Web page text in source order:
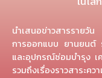
นำเสนอข่าวสารรายวั
การออกแบบ ยานยนต์
และอุปกรณ์ซ่อมบำรุง เ
รวมถึงเรื่องราวสาระคว